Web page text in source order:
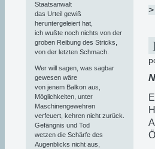
Staatsanwalt
das Urteil gewiß
heruntergeleiert hat,
ich wußte noch nichts von der
groben Reibung des Stricks,
von der letzten Schmach.
Wer will sagen, was sagbar
gewesen wäre
von jenem Balkon aus,
Möglichkeiten, unter
Maschinengewehren
verfeuert, kehren nicht zurück.
Gefängnis und Tod
wetzen die Schärfe des
Augenblicks nicht aus,